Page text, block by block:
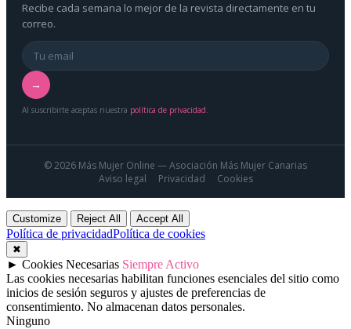
Recibe cada semana lo mejor de la revista directamente en tu
correo.
→
Al suscribirte aceptas nuestra política de privacidad.
© 2026 Más Mujer Online — Asociación Más Mujer Canarias
Aviso legal
Privacidad Cookies
Customize Reject All Accept All
Política de privacidadPolítica de cookies
✖
► Cookies Necesarias Siempre Activo
Las cookies necesarias habilitan funciones esenciales del sitio como
inicios de sesión seguros y ajustes de preferencias de
consentimiento. No almacenan datos personales.
Ninguno